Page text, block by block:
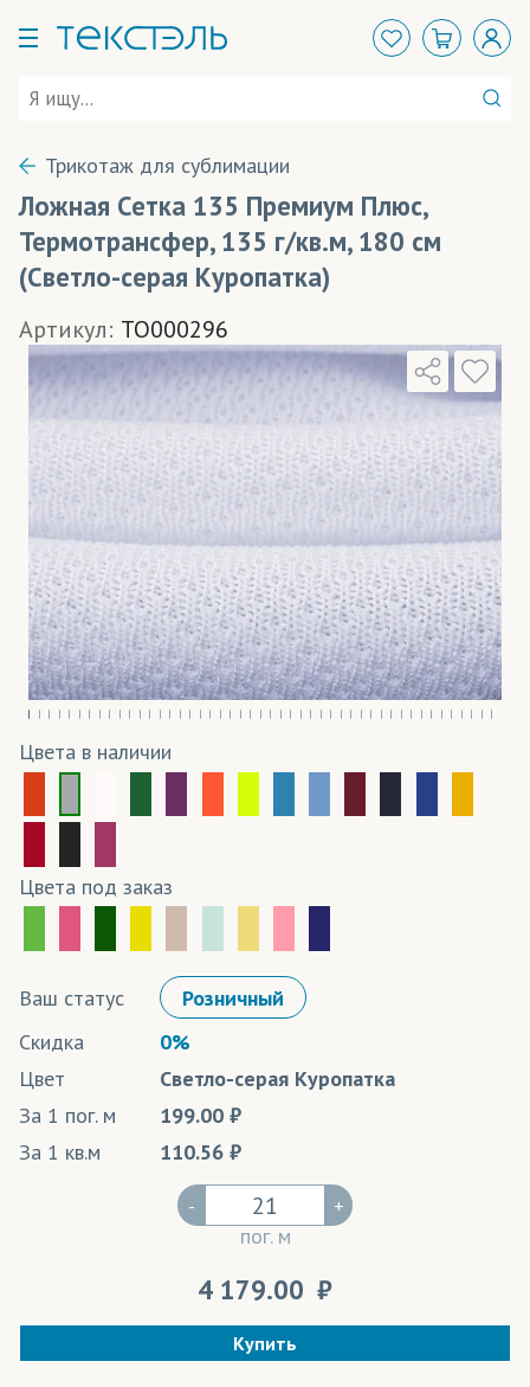
Трикотаж для сублимации
Ложная Сетка 135 Премиум Плюс,
Термотрансфер, 135 г/кв.м, 180 см
(Светло-серая Куропатка)
Артикул: TO000296
Цвета в наличии
Цвета под заказ
Ваш статус
Розничный
Скидка
0%
Цвет
Светло-серая Куропатка
За 1 пог. м
199.00
За 1 кв.м
110.56
-
пог. м
+
4 179.00
Купить